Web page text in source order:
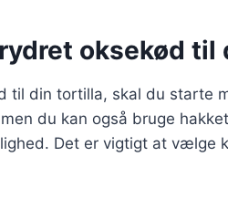
oksekød
til din tortilla, skal du starte
du kan også bruge
Det er vigtigt at vælge